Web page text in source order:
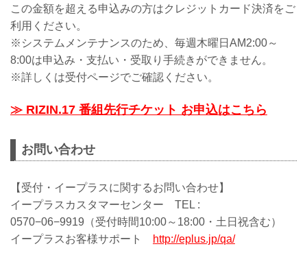
この金額を超える申込みの方はクレジットカード決済をご
利用ください。
※システムメンテナンスのため、毎週木曜日AM2:00～
8:00は申込み・支払い・受取り手続きができません。
※詳しくは受付ページでご確認ください。
≫ RIZIN.17 番組先行チケット お申込はこちら
お問い合わせ
【受付・イープラスに関するお問い合わせ】
イープラスカスタマーセンター TEL :
0570−06−9919（受付時間10:00～18:00・土日祝含む）
イープラスお客様サポート
http://eplus.jp/qa/